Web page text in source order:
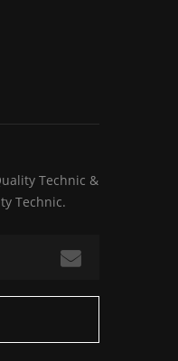
Technic &
Technic.